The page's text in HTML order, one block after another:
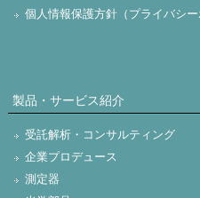
個人情報保護方針（プライバシー
製品・サービス紹介
受託解析・コンサルティング
企業プロデュース
測定器